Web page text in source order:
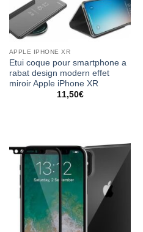
APPLE IPHONE XR
Etui coque pour smartphone a
rabat design modern effet
miroir Apple iPhone XR
11,50€